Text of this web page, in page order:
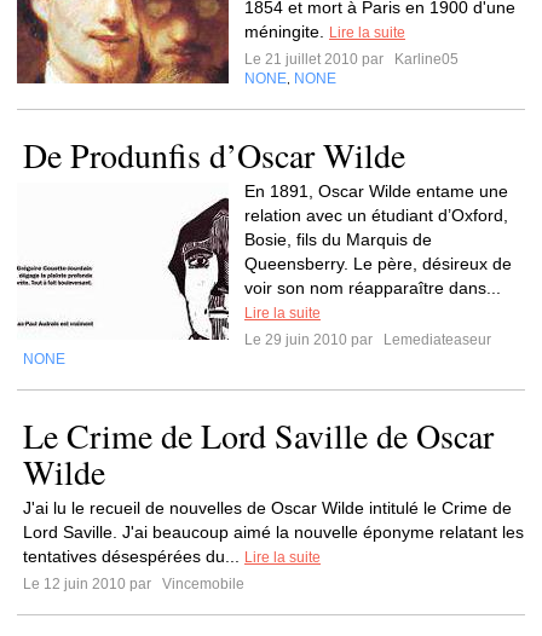
1854 et mort à Paris en 1900 d'une
méningite.
Lire la suite
Le 21 juillet 2010 par
Karline05
NONE NONE
De Produnfis d’Oscar Wilde
En 1891, Oscar Wilde entame une
relation avec un étudiant d’Oxford,
Bosie, fils du Marquis de
Queensberry. Le père, désireux de
voir son nom réapparaître dans...
Lire la suite
Le 29 juin 2010 par
Lemediateaseur
NONE
Le Crime de Lord Saville de Oscar
Wilde
J'ai lu le recueil de nouvelles de Oscar Wilde intitulé le Crime de
Lord Saville. J'ai beaucoup aimé la nouvelle éponyme relatant les
tentatives désespérées du...
Lire la suite
Le 12 juin 2010 par
Vincemobile